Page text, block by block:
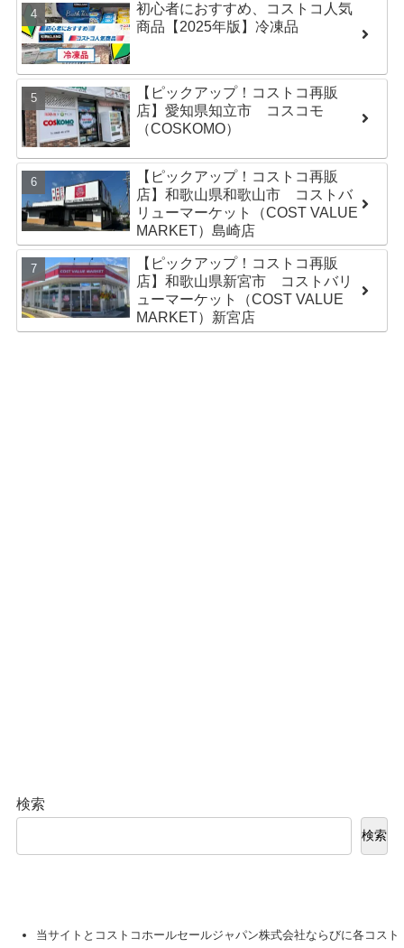
初心者におすすめ、コストコ人気
商品【2025年版】冷凍品
【ピックアップ！コストコ再販
店】愛知県知立市 コスコモ
（COSKOMO）
【ピックアップ！コストコ再販
店】和歌山県和歌山市 コストバ
リューマーケット（COST VALUE
MARKET）島崎店
【ピックアップ！コストコ再販
店】和歌山県新宮市 コストバリ
ューマーケット（COST VALUE
MARKET）新宮店
検索
検索
当サイトとコストコホールセールジャパン株式会社ならびに各コスト